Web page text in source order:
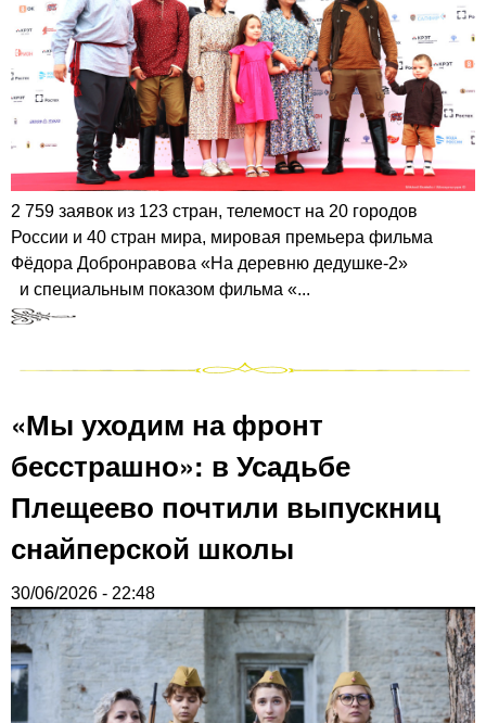
2 759 заявок из 123 стран, телемост на 20 городов
России и 40 стран мира, мировая премьера фильма
Фёдора Добронравова «На деревню дедушке-2»
и специальным показом фильма «...
«Мы уходим на фронт
бесстрашно»: в Усадьбе
Плещеево почтили выпускниц
снайперской школы
30/06/2026 - 22:48